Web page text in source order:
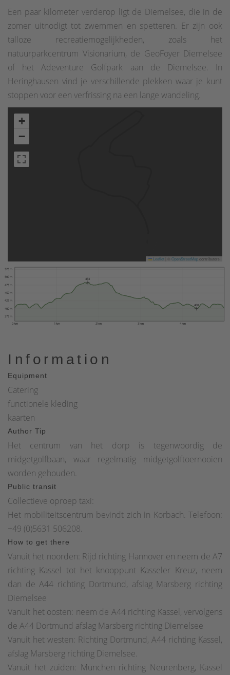
Een paar kilometer verderop ligt de Diemelsee, die in de
zomer uitnodigt tot zwemmen en spetteren. Er zijn ook
talloze recreatiemogelijkheden, zoals het
natuurparkcentrum Visionarium, de GeoFoyer Diemelsee
of het Adeventure Golfpark aan de Diemelsee. In
Heringhausen vind je verschillende plekken waar je kunt
stoppen voor een verfrissing na een lange wandeling.
+
−
Leaflet OpenStreetMapcontributors
0 km 1 km 2 km 3 km 4 km
375 m
400 m
425 m
450 m
475 m
500 m
525 m
400
483
Information
Equipment
Catering
functionele kleding
kaarten
Author Tip
Het centrum van het dorp is tegenwoordig de
midgetgolfbaan, waar regelmatig midgetgolftoernooien
worden gehouden.
Public transit
Collectieve oproep taxi:
Het mobiliteitscentrum bevindt zich in Korbach. Telefoon:
+49 (0)5631 506208.
How to get there
Vanuit het noorden: Rijd richting Hannover en neem de A7
richting Kassel tot het knooppunt Kasseler Kreuz, neem
dan de A44 richting Dortmund, afslag Marsberg richting
Diemelsee
Vanuit het oosten: neem de A44 richting Kassel, vervolgens
de A44 Dortmund afslag Marsberg richting Diemelsee
Vanuit het westen: Richting Dortmund, A44 richting Kassel,
afslag Marsberg richting Diemelsee.
Vanuit het zuiden: München richting Neurenberg, Kassel